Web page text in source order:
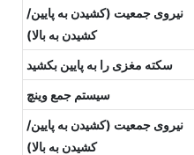
نیروی جمعیت (کشیدن به پایین/
کشیدن به بالا)
سکته مغزی را به پایین بکشید
سیستم جمع وینچ
نیروی جمعیت (کشیدن به پایین/
کشیدن به بالا)